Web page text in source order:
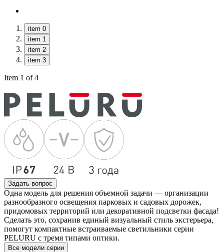
item 0
item 1
item 2
item 3
Item 1 of 4
Задать вопрос
Одна модель для решения объемной задачи — организации
разнообразного освещения парковых и садовых дорожек,
придомовых территорий или декоративной подсветки фасада!
Сделать это, сохранив единый визуальный стиль экстерьера,
помогут компактные встраиваемые светильники серии
PELURU с тремя типами оптики.
Все модели серии